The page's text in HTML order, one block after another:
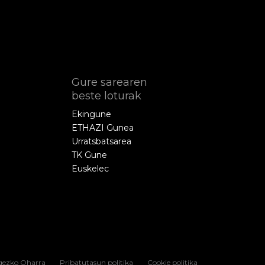
Gure sarearen
beste loturak
Ekingune
ETHAZI Gunea
Urratsbatsarea
TK Gune
Euskelec
Oharra Pribatutasun politika Cookie politika